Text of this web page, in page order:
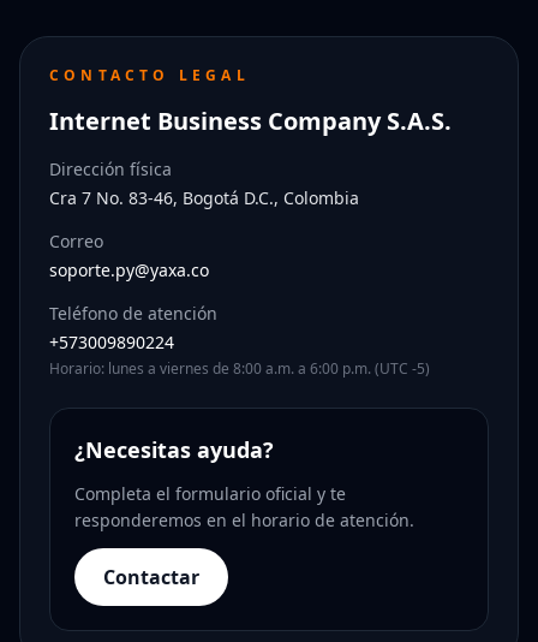
CONTACTO LEGAL
Internet Business Company S.A.S.
Dirección física
Cra 7 No. 83-46, Bogotá D.C., Colombia
Correo
soporte.py@yaxa.co
Teléfono de atención
+573009890224
Horario: lunes a viernes de 8:00 a.m. a 6:00 p.m. (UTC -5)
¿Necesitas ayuda?
Completa el formulario oficial y te
responderemos en el horario de atención.
Contactar